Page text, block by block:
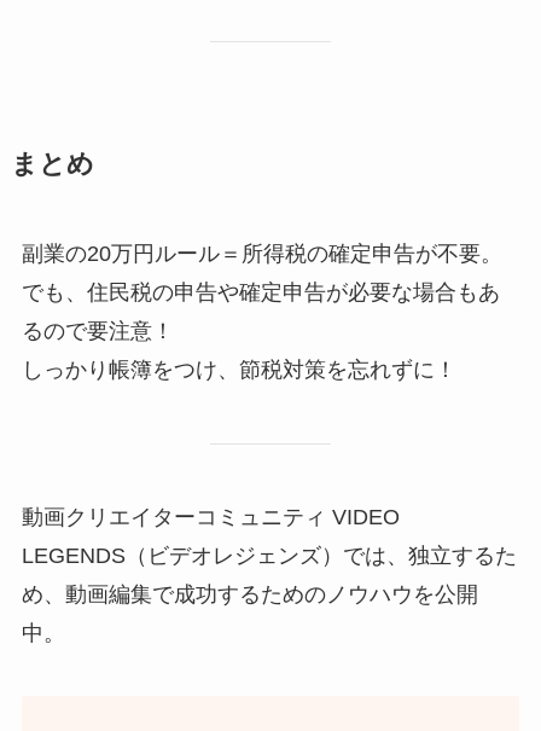
まとめ
副業の20万円ルール＝所得税の確定申告が不要。
でも、住民税の申告や確定申告が必要な場合もあ
るので要注意！
しっかり帳簿をつけ、節税対策を忘れずに！
動画クリエイターコミュニティ VIDEO
LEGENDS（ビデオレジェンズ）では、独立するた
め、動画編集で成功するためのノウハウを公開
中。